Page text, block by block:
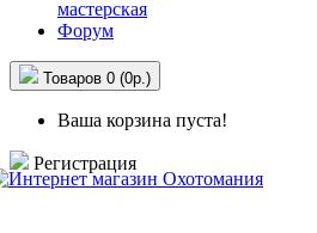
мастерская
Форум
Товаров 0 (0р.)
Ваша корзина пуста!
Регистрация